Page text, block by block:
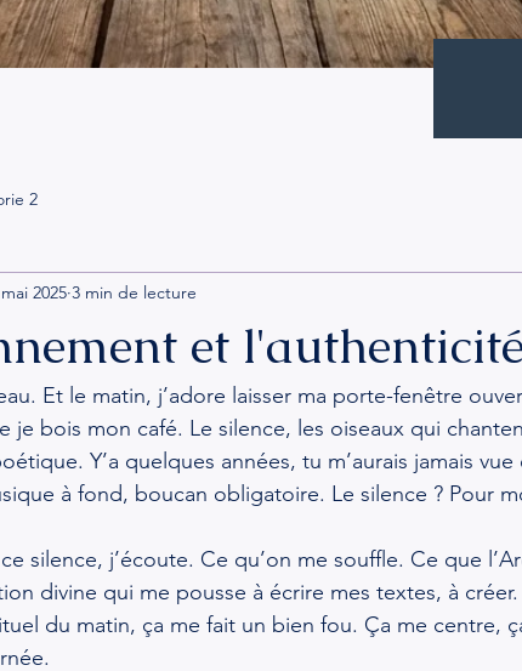
2
et l'authenticité
2025 3 min de lecture
Et le matin, j’adore laisser ma porte-fenêtre
je bois mon café. Le silence, les oiseaux qui
Y’a quelques années, tu m’aurais jamais vue
à fond, boucan obligatoire. Le silence ? Pour
silence, j’écoute. Ce qu’on me souffle. Ce que
divine qui me pousse à écrire mes textes, à
du matin, ça me fait un bien fou. Ça me centre,